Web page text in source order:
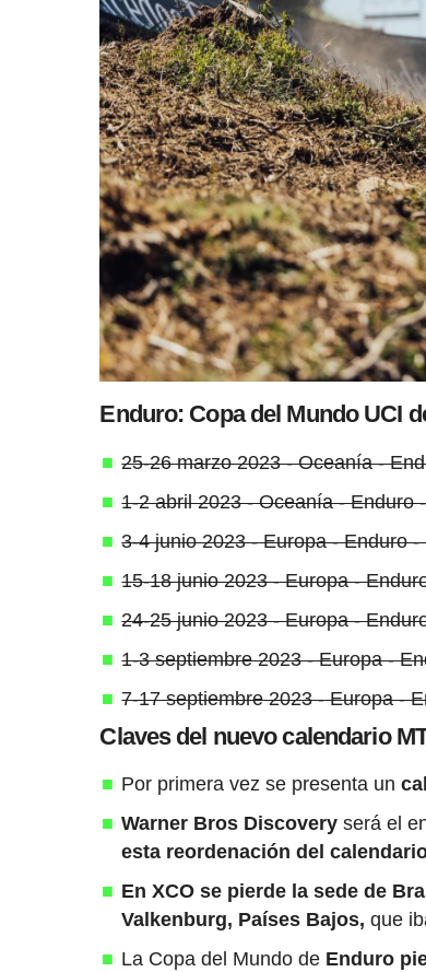
Enduro: Copa del Mundo UCI
25-26 marzo 2023 - Oceanía -
1-2 abril 2023 - Oceanía - Enduro
3-4 junio 2023 - Europa - Enduro
15-18 junio 2023 - Europa -
24-25 junio 2023 - Europa -
1-3 septiembre 2023 - Europa -
7-17 septiembre 2023 - Europa -
Claves del nuevo calendario
Por primera vez se presenta un
Warner Bros Discovery será el
esta reordenación del
En XCO se pierde la sede de
Valkenburg, Países Bajos, que
La Copa del Mundo de Enduro